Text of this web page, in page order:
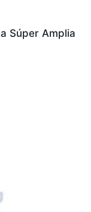
Súper Amplia